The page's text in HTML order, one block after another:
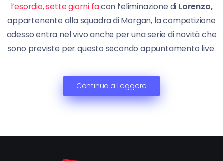
l’esordio, sette giorni facon l’eliminazione di Lorenzo,
appartenente alla squadra di Morgan, la competizione
adesso entra nel vivo anche per una serie di novità che
sono previste per questo secondo appuntamento live.
Continua a Leggere